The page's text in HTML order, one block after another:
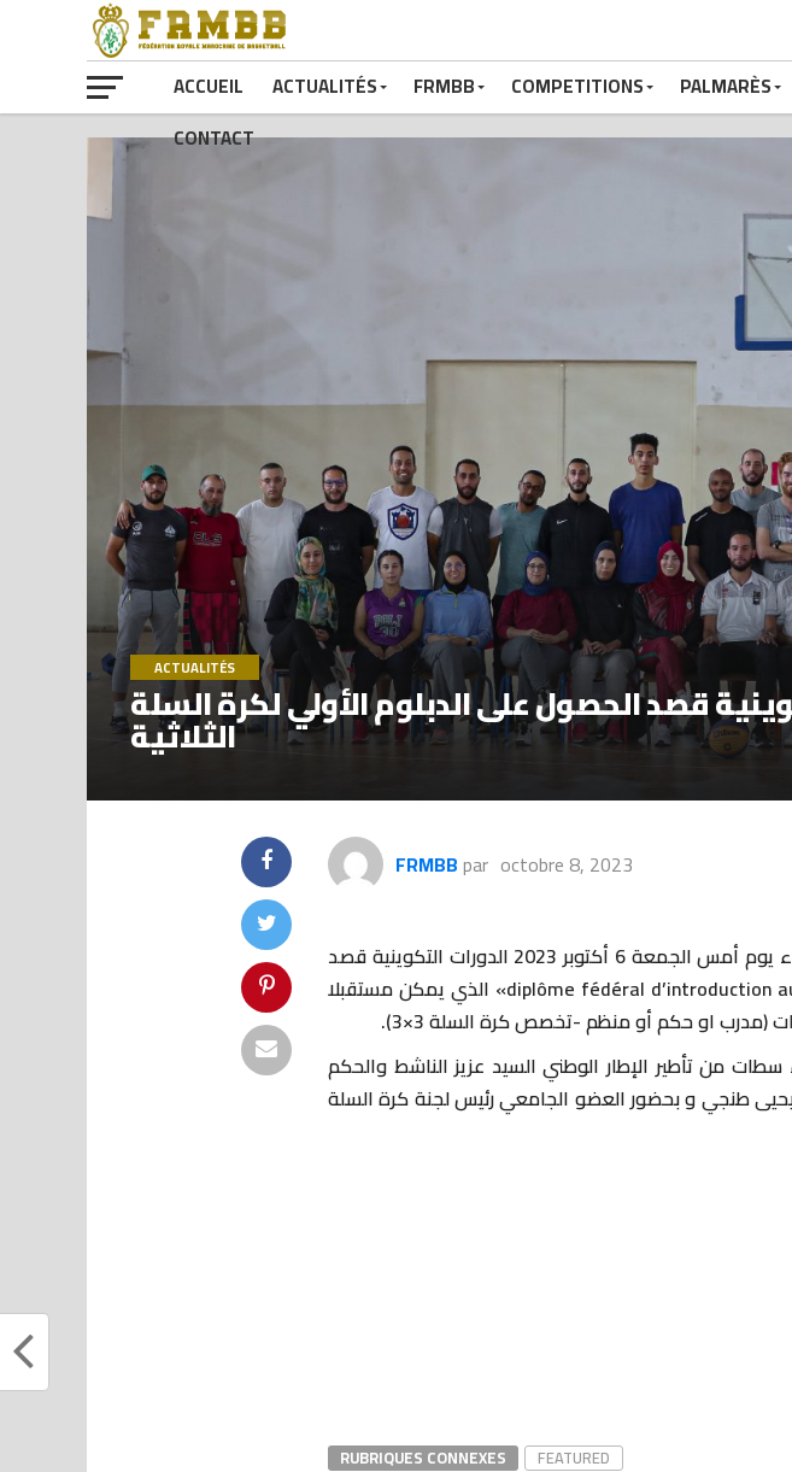
ACCUEIL ACTUALITÉS FRMBB COMPETITIONS PALMARÈS
CONTACT
ACTUALITÉS
قصد الحصول على الدبلوم الأولي لكرة السلة
الثلاثية
par
FRMBB octobre 8, 2023
تحت إشراف الجامعة الملكية المغربية لكرة السلة إنطلقت مساء يوم أمس الجمعة 6 أكتوبر 2023 الدورات التكوينية قصد
الحصول على الدبلوم الأولي لكرة السلة الثلاثية «diplôme fédéral d’introduction au Basket 3×3» الذي يمكن مستقبلا
(مدرب او حكم أو منظم -تخصص كرة السلة 3×3).
سطات من تأطير الإطار الوطني السيد عزيز الناشط والحكم
طنجي و بحضور العضو الجامعي رئيس لجنة كرة السلة
RUBRIQUES CONNEXES FEATURED